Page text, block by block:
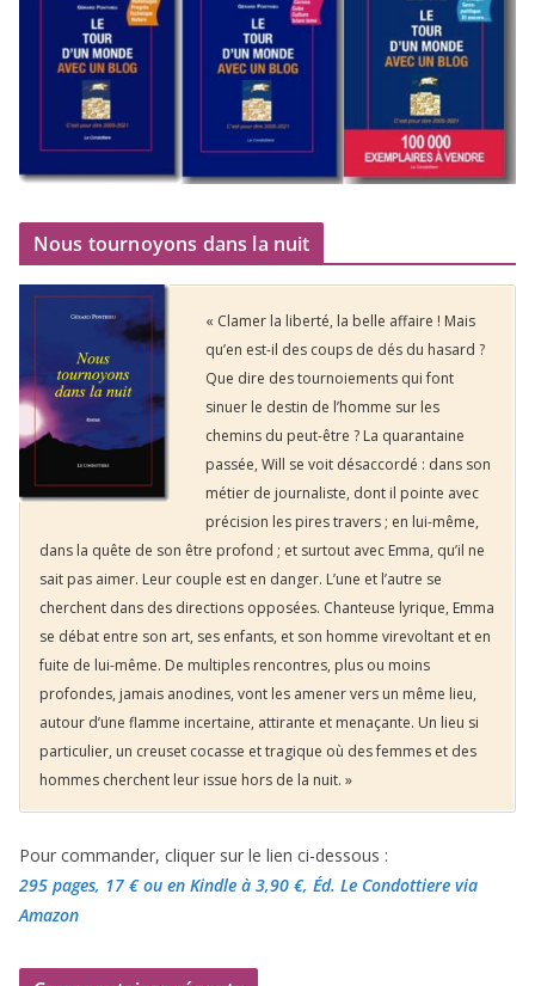
Nous tournoyons dans la nuit
« Clamer la liberté, la belle affaire ! Mais
qu’en est-il des coups de dés du hasard ?
Que dire des tournoiements qui font
sinuer le destin de l’homme sur les
chemins du peut-être ? La quarantaine
passée, Will se voit désaccordé : dans son
métier de journaliste, dont il pointe avec
précision les pires travers ; en lui-même,
dans la quête de son être profond ; et surtout avec Emma, qu’il ne
sait pas aimer. Leur couple est en danger. L’une et l’autre se
cherchent dans des directions opposées. Chanteuse lyrique, Emma
se débat entre son art, ses enfants, et son homme virevoltant et en
fuite de lui-même. De multiples rencontres, plus ou moins
profondes, jamais anodines, vont les amener vers un même lieu,
autour d’une flamme incertaine, attirante et menaçante. Un lieu si
particulier, un creuset cocasse et tragique où des femmes et des
hommes cherchent leur issue hors de la nuit. »
Pour commander, cliquer sur le lien ci-dessous :
295 pages, 17 €ou en Kindle à 3,90 €, Éd. Le Condottiere via
Amazon